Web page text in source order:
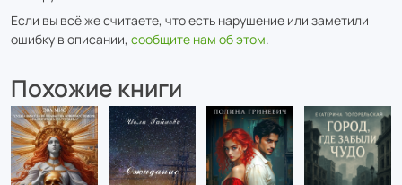
Если вы всё же считаете, что есть нарушение или заметили
ошибку в описании, сообщите нам об этом.
Похожие книги